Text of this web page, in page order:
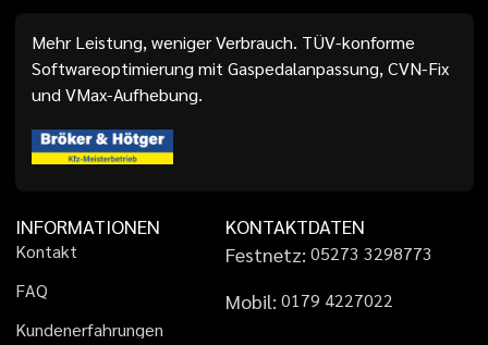
Mehr Leistung, weniger Verbrauch. TÜV-konforme
Softwareoptimierung mit Gaspedalanpassung, CVN-Fix
und VMax-Aufhebung.
INFORMATIONEN
Kontakt
FAQ
Kundenerfahrungen
KONTAKTDATEN
Festnetz: 05273 3298773
Mobil: 01 79 4227022